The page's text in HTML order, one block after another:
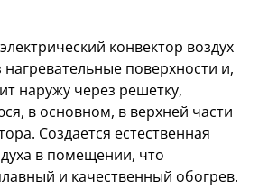
конвектор воздух
поверхности и,
наружу через решетку,
в основном, в верхней части
Создается естественная
в помещении, что
и качественный обогрев.